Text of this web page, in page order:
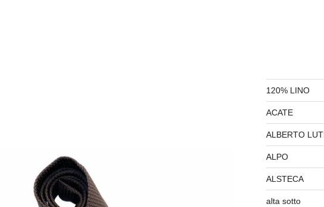
120% LINO
ACATE
ALBERTO
ALPO
ALSTECA
alta sotto